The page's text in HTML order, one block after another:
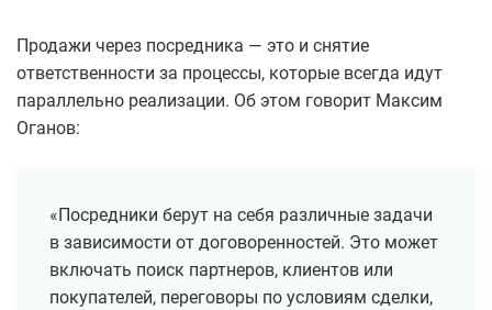
Продажи через посредника — это и снятие
ответственности за процессы, которые всегда идут
параллельно реализации. Об этом говорит Максим
Оганов:
«Посредники берут на себя различные задачи
в зависимости от договоренностей. Это может
включать поиск партнеров, клиентов или
покупателей, переговоры по условиям сделки,